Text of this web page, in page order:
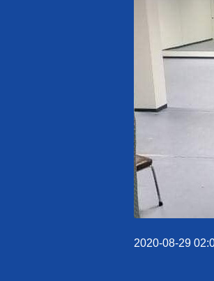
2020-08-29